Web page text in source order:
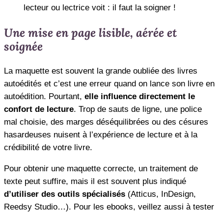
lecteur ou lectrice voit : il faut la soigner !
Une mise en page lisible, aérée et
soignée
La maquette est souvent la grande oubliée des livres
autoédités et c’est une erreur quand on lance son livre en
autoédition. Pourtant, elle influence directement le
confort de lecture. Trop de sauts de ligne, une police
mal choisie, des marges déséquilibrées ou des césures
hasardeuses nuisent à l’expérience de lecture et à la
crédibilité de votre livre.
Pour obtenir une maquette correcte, un traitement de
texte peut suffire, mais il est souvent plus indiqué
d’utiliser des outils spécialisés (Atticus, InDesign,
Reedsy Studio…). Pour les ebooks, veillez aussi à tester